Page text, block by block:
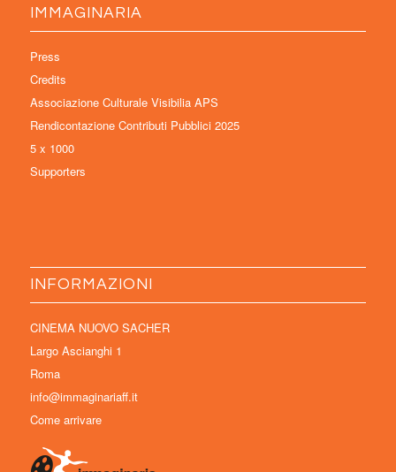
IMMAGINARIA
Press
Credits
Associazione Culturale Visibilia APS
Rendicontazione Contributi Pubblici 2025
5 x 1000
Supporters
INFORMAZIONI
CINEMA NUOVO SACHER
Largo Ascianghi 1
Roma
info@immaginariaff.it
Come arrivare